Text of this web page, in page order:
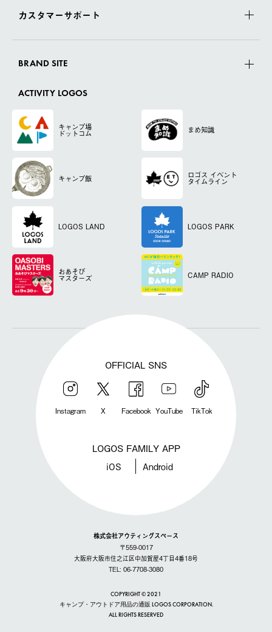
カスタマーサポート
BRAND SITE
ACTIVITY LOGOS
キャンプ場
ドットコム まめ知識
キャンプ飯 ロゴス イベント
タイムライン
LOGOS LAND LOGOS PARK
おあそび
マスターズ CAMP RADIO
OFFICIAL SNS
Instagram X Facebook YouTube TikTok
LOGOS FAMILY APP
iOS Android
株式会社アウティングスペース
〒559-0017
大阪府大阪市住之江区中加賀屋4丁目4番18号
TEL: 06-7708-3080
COPYRIGHT © 2021
キャンプ・アウトドア用品の通販 LOGOS CORPORATION.
ALL RIGHTS RESERVED